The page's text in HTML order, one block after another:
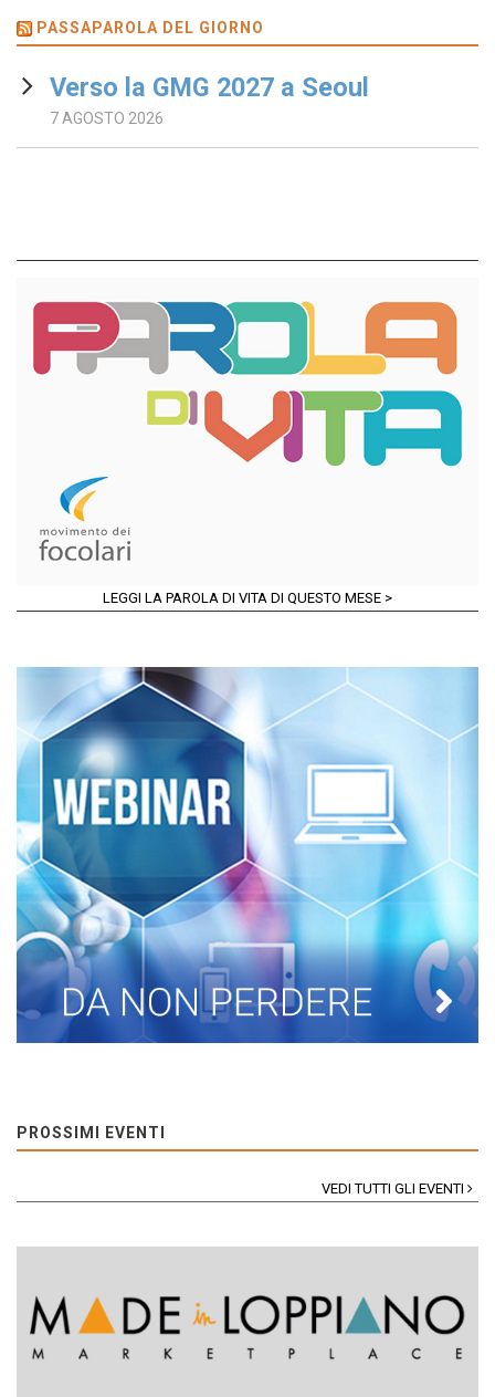
PASSAPAROLA DEL GIORNO
Verso la GMG 2027 a Seoul
7 AGOSTO 2026
LEGGI LA PAROLA DI VITA DI QUESTO MESE >
PROSSIMI EVENTI
VEDI TUTTI GLI EVENTI